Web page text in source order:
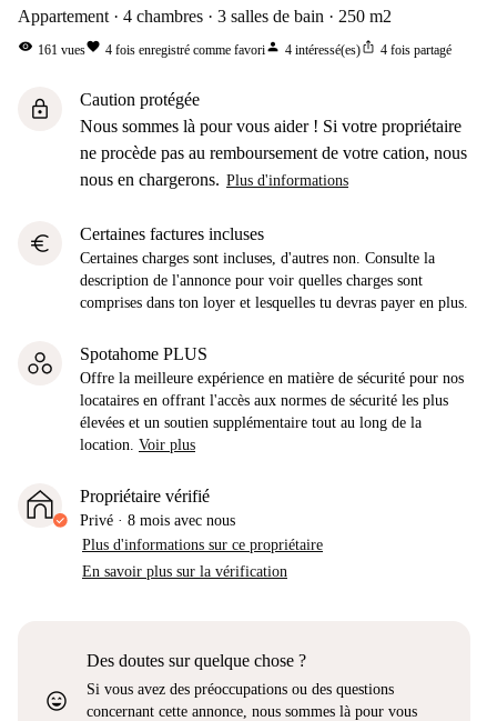
Appartement 4 chambres 3 salles de bain 250 m2
visibility 161 vuesfavorite 4 fois enregistré comme favoriperson 4 intéressé(es)ios_share 4 fois partagé
lock
Caution protégée
Nous sommes là pour vous aider ! Si votre propriétaire
ne procède pas au remboursement de votre cation, nous
nous en chargerons. Plus d'informations
euro Certaines factures incluses
Certaines charges sont incluses, d'autres non. Consulte la
description de l'annonce pour voir quelles charges sont
comprises dans ton loyer et lesquelles tu devras payer en plus.
Spotahome PLUS
Offre la meilleure expérience en matière de sécurité pour nos
locataires en offrant l'accès aux normes de sécurité les plus
élevées et un soutien supplémentaire tout au long de la
location. Voir plus
Propriétaire vérifié
Privé · 8 mois avec nous
Plus d'informations sur ce propriétaire
En savoir plus sur la vérification
sentiment_very_satisfied
Des doutes sur quelque chose ?
Si vous avez des préoccupations ou des questions
concernant cette annonce, nous sommes là pour vous